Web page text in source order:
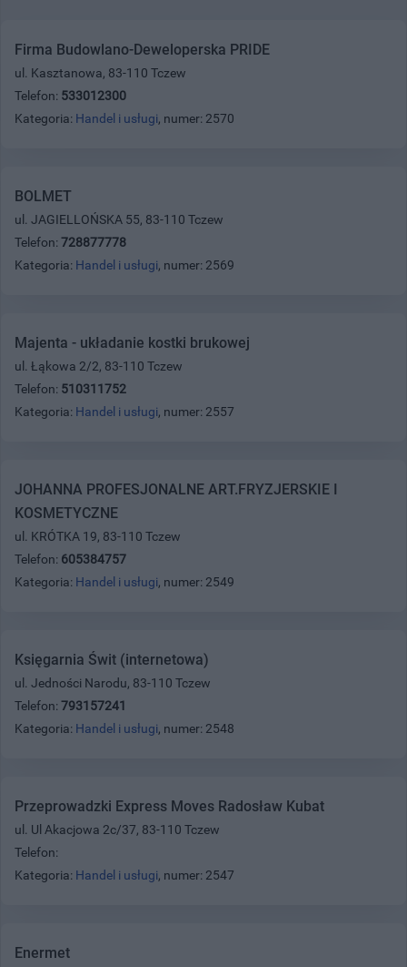
Firma Budowlano-Deweloperska PRIDE
ul. Kasztanowa, 83-110 Tczew
Telefon: 533012300
Kategoria: Handel i usługi, numer: 2570
BOLMET
ul. JAGIELLOŃSKA 55, 83-110 Tczew
Telefon: 728877778
Kategoria: Handel i usługi, numer: 2569
Majenta - układanie kostki brukowej
ul. Łąkowa 2/2, 83-110 Tczew
Telefon: 510311752
Kategoria: Handel i usługi, numer: 2557
JOHANNA PROFESJONALNE ART.FRYZJERSKIE I
KOSMETYCZNE
ul. KRÓTKA 19, 83-110 Tczew
Telefon: 605384757
Kategoria: Handel i usługi, numer: 2549
Księgarnia Świt (internetowa)
ul. Jedności Narodu, 83-110 Tczew
Telefon: 793157241
Kategoria: Handel i usługi, numer: 2548
Przeprowadzki Express Moves Radosław Kubat
ul. Ul Akacjowa 2c/37, 83-110 Tczew
Telefon:
Kategoria: Handel i usługi, numer: 2547
Enermet